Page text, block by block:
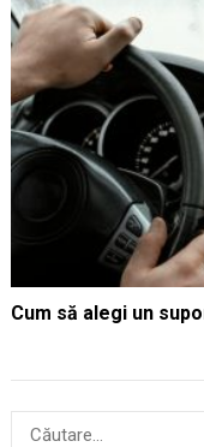
Cum să alegi un
Caută